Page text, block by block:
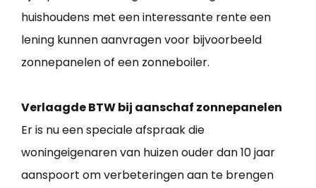
huishoudens met een interessante rente een
lening kunnen aanvragen voor bijvoorbeeld
zonnepanelen of een zonneboiler.
Verlaagde BTW bij aanschaf zonnepanelen
Er is nu een speciale afspraak die
woningeigenaren van huizen ouder dan 10 jaar
aanspoort om verbeteringen aan te brengen